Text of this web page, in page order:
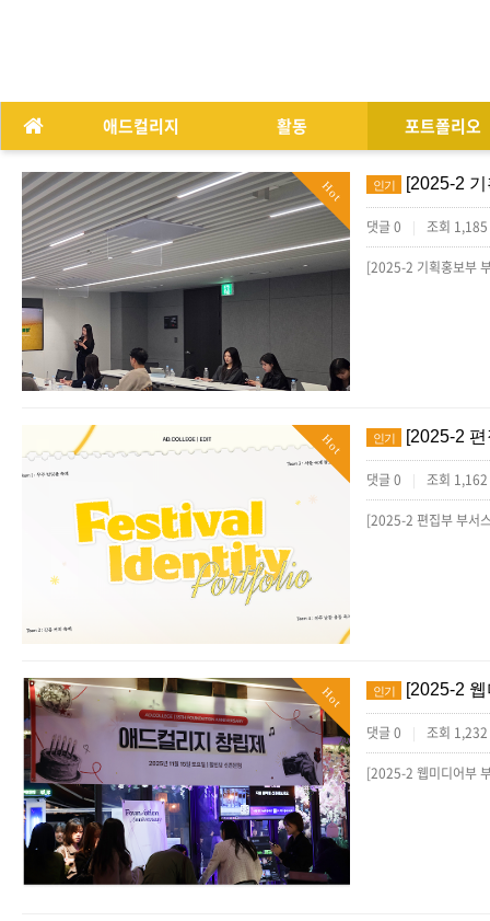
애드컬리지 활동 포트폴리오
Hot 인기 [2025-2
댓글 0 | 조회 1,185
Hot 인기 [2025-2
댓글 0 | 조회 1,162
Hot 인기 [2025-2
댓글 0 | 조회 1,232